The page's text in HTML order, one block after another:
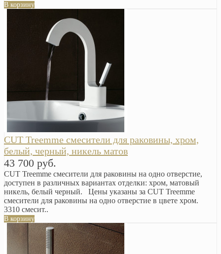
В корзину
CUT Treemme смесители для раковины, хром,
белый, черный, никель матов
43 700 руб.
CUT Treemme смесители для раковины на одно отверстие,
доступен в различных вариантах отделки: хром, матовый
никель, белый черный. Цены указаны за CUT Treemme
смесители для раковины на одно отверстие в цвете хром.
3310 смесит..
В корзину